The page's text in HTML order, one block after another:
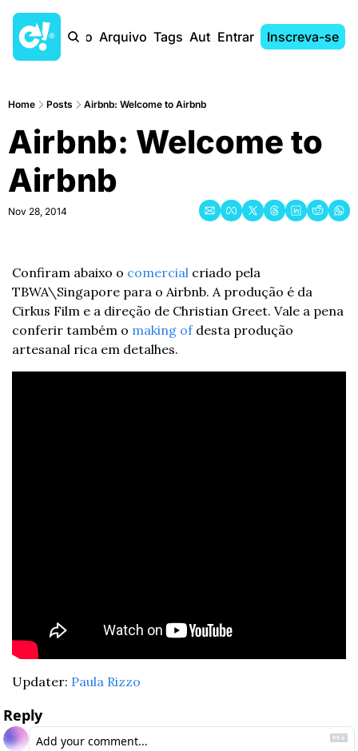
Início Arquivo Tags AutoresEntrar Inscreva-se
Home Posts Airbnb: Welcome to Airbnb
Airbnb: Welcome to
Airbnb
Nov 28, 2014
Confiram abaixo o comercial criado pela
TBWA\Singapore para o Airbnb. A produção é da
Cirkus Film e a direção de Christian Greet. Vale a pena
conferir também o making of desta produção
artesanal rica em detalhes.
Updater: Paula Rizzo
Reply